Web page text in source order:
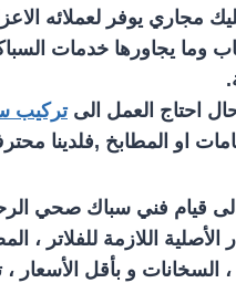
مجاري يوفر لعملائه
وما يجاورها خدمات
احتاج العمل الىتركيب
او المطابخ ,فلدينا
الى قيام فني سباك صحي
الأصلية اللازمة للفلاتر ،
، السخانات و بأقل الأسعار